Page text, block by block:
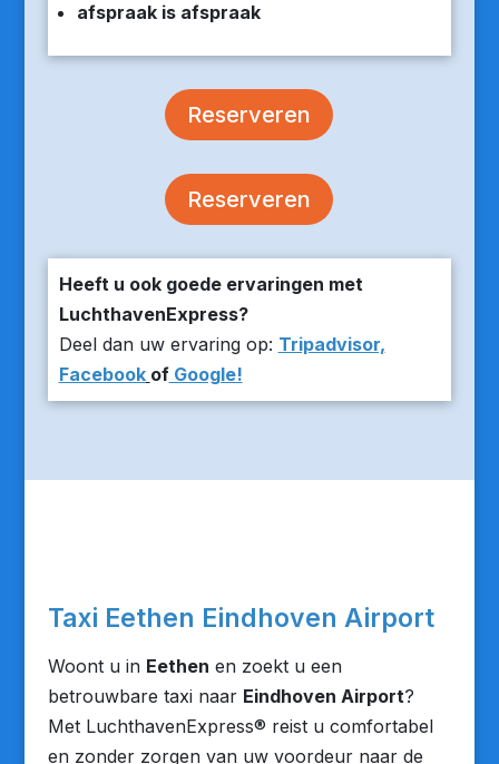
afspraak is afspraak
Reserveren
Reserveren
Heeft u ook goede ervaringen met
LuchthavenExpress?
Deel dan uw ervaring op: Tripadvisor,
Facebook ofGoogle!
Taxi Eethen Eindhoven Airport
Woont u in Eethen en zoekt u een
betrouwbare taxi naar Eindhoven Airport?
Met LuchthavenExpress® reist u comfortabel
en zonder zorgen van uw voordeur naar de